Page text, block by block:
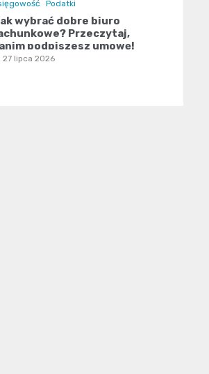
Podatki
wybrać dobre biuro
Przeczytaj,
podpiszesz umowę!
27 lipca 2026